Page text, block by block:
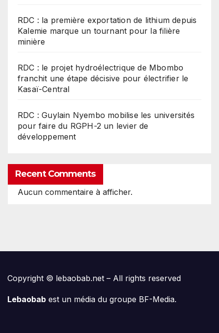
RDC : la première exportation de lithium depuis
Kalemie marque un tournant pour la filière
minière
RDC : le projet hydroélectrique de Mbombo
franchit une étape décisive pour électrifier le
Kasaï-Central
RDC : Guylain Nyembo mobilise les universités
pour faire du RGPH-2 un levier de
développement
Recent Comments
Aucun commentaire à afficher.
Copyright © lebaobab.net – All rights reserved
Lebaobab est un média du groupe BF-Media.